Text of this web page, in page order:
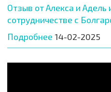
Отзыв от Алекса и Адель
сотрудничестве с
Подробнее 14-02-2025